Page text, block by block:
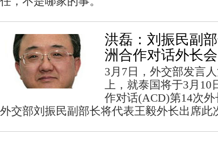
洪磊：刘振民副
洲合作对话外长会
3月7日，外交部发言
上，就泰国将于3月10
作对话(ACD)第14次
外交部刘振民副部长将代表王毅外长出席此